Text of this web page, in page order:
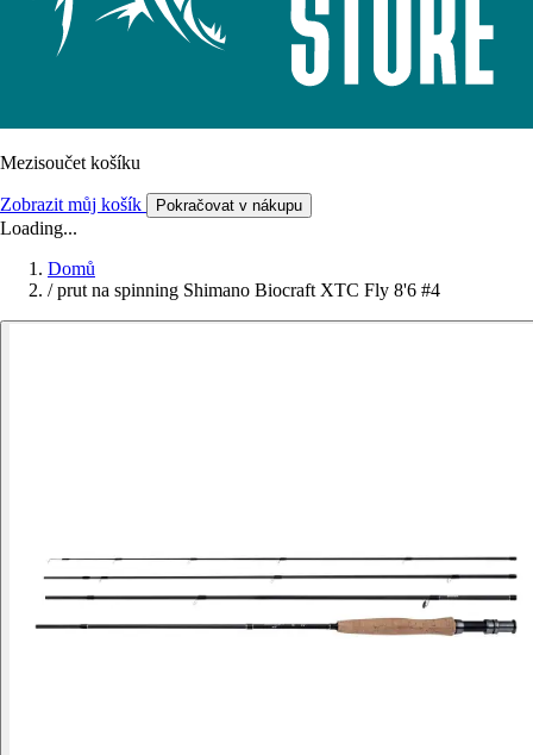
Mezisoučet košíku
Zobrazit můj košík Pokračovat v nákupu
Loading...
Domů
/ prut na spinning Shimano Biocraft XTC Fly 8'6 #4